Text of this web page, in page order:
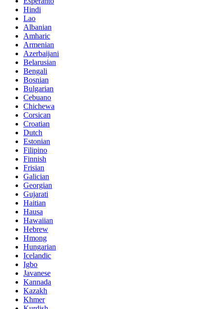
Hindi
Lao
Albanian
Amharic
Armenian
Azerbaijani
Belarusian
Bengali
Bosnian
Bulgarian
Cebuano
Chichewa
Corsican
Croatian
Dutch
Estonian
Filipino
Finnish
Frisian
Galician
Georgian
Gujarati
Haitian
Hausa
Hawaiian
Hebrew
Hmong
Hungarian
Icelandic
Igbo
Javanese
Kannada
Kazakh
Khmer